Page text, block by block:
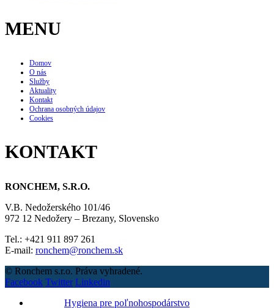
MENU
Domov
O nás
Služby
Aktuality
Kontakt
Ochrana osobných údajov
Cookies
KONTAKT
RONCHEM, S.R.O.
V.B. Nedožerského 101/46
972 12 Nedožery – Brezany, Slovensko
Tel.: +421 911 897 261
E-mail: ronchem@ronchem.sk
© Ronchem s.r.o. Práva vyhradené.
Facebook Twitter Linkedin
Hygiena pre poľnohospodárstvo